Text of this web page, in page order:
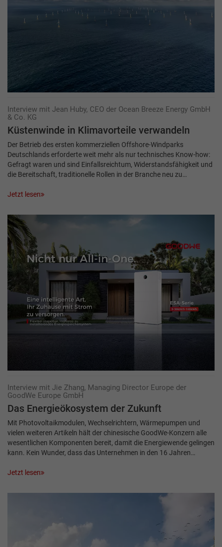
Interview mit Jean Huby, CEO der Ocean Breeze Energy GmbH
& Co. KG
Küstenwinde in Klimavorteile verwandeln
Der Betrieb des ersten kommerziellen Offshore-Windparks
Deutschlands erforderte weit mehr als nur technisches Know-how:
Gefragt waren und sind Einfallsreichtum, Widerstandsfähigkeit und
die Bereitschaft, traditionelle Rollen in der Branche neu zu…
Jetzt lesen
Interview mit Jie Zhang, Managing Director Europe der
GoodWe Europe GmbH
Das Energieökosystem der Zukunft
Mit Photovoltaikmodulen, Wechselrichtern, Wärmepumpen und
vielen weiteren Artikeln hält der chinesische GoodWe-Konzern alle
wesentlichen Komponenten bereit, damit die Energiewende gelingen
kann. Kein Wunder, dass das Unternehmen in den 16 Jahren…
Jetzt lesen